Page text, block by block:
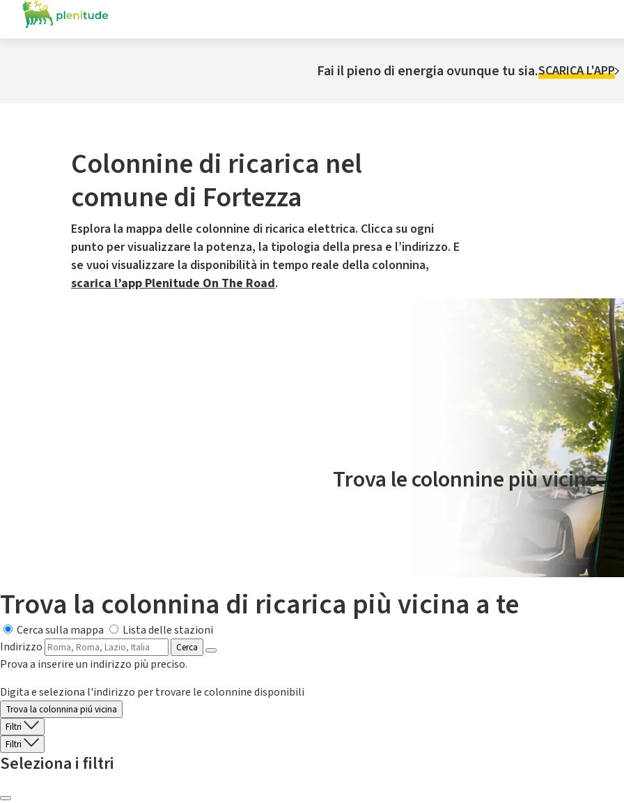
Fai il pieno di energia ovunque tu sia.SCARICA L'APP
Colonnine di ricarica nel
comune di Fortezza
Esplora la mappa delle colonnine di ricarica elettrica. Clicca su ogni
punto per visualizzare la potenza, la tipologia della presa e l’indirizzo. E
se vuoi visualizzare la disponibilità in tempo reale della colonnina,
scarica l’app Plenitude On The Road.
Il servizio di mobilità elettrica è gestito da Plenitude On The Road
Trova le colonnine più vicine.
Trova la colonnina di ricarica più vicina a te
Cerca sulla mappa
Lista delle stazioni
Indirizzo
Cerca
Prova a inserire un indirizzo più preciso.
Digita e seleziona l'indirizzo per trovare le colonnine disponibili
Trova la colonnina piú vicina
Filtri
Filtri
Seleziona i filtri